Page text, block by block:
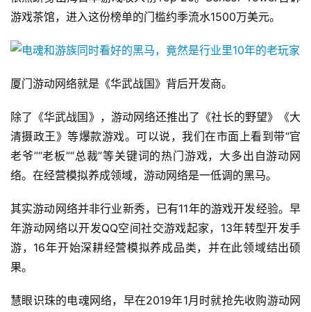
游戏茶馆，进入这份榜单的门槛约季流水1500万美元。
厦门游动网络就是《华武战国》背后开发商。
除了《华武战国》，游动网络还推出了《社长的野望》《大
清摄政王》等爆款游戏。可以说，我们在市面上看到带“官
老爷”“老板”“总裁”等关键词的热门游戏，大多出自游动网
络。在经营模拟养成领域，游动网络是一低调的黑马。
其实游动网络并非行业新秀，已有11年的游戏开发经验。早
年游动网络以开发QQ空间社交游戏起家，13年转型开发手
游，16年开始深耕经营模拟养成品类，并在此领域结出硕
果。
慧眼识珠的电魂网络，早在2019年1月时就抢先收购游动网